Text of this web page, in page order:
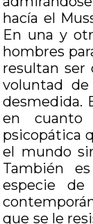
hacía el
En una y
hombres
resultan ser
voluntad
desmedida.
en cuanto
psicopática
el mundo
También
especie
que se le